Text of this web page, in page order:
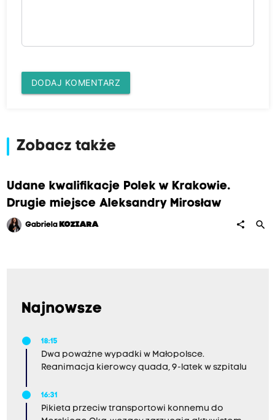
DODAJ KOMENTARZ
Zobacz także
Udane kwalifikacje Polek w Krakowie.
Drugie miejsce Aleksandry Mirosław
Gabriela KOZIARA share search
Najnowsze
18:15
Dwa poważne wypadki w Małopolsce.
Reanimacja kierowcy quada, 9-latek w szpitalu
16:31
Pikieta przeciw transportowi konnemu do